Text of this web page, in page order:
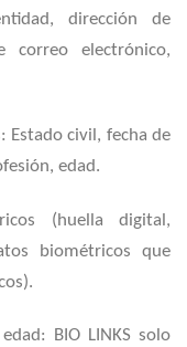
dirección de
correo electrónico,
Estado civil, fecha de
edad.
(huella digital,
biométricos que
BIO LINKS solo